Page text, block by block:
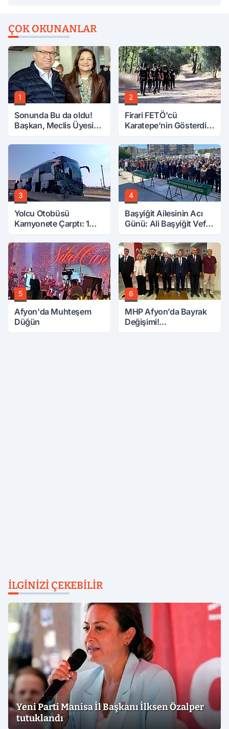
ÇOK OKUNANLAR
1
Sonunda Bu da oldu!
Başkan, Meclis Üyesini
Attırdı
2
Firari FETÖ'cü
Karatepe'nin Gösterdiği
Aranıyor
3
Yolcu Otobüsü
Kamyonete Çarptı: 1
4
Başyiğit Ailesinin Acı
Günü: Ali Başyiğit Vefat
5
Afyon'da Muhteşem
Düğün
6
MHP Afyon’da Bayrak
Değişimi!
İLGINIZI ÇEKEBILIR
Yeni Parti Manisa İl Başkanı İlksen Özalper
tutuklandı